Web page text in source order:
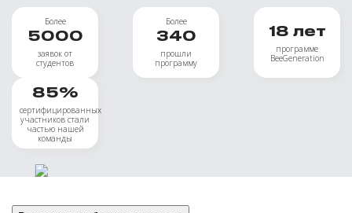
Более
5000
заявок от
студентов
Более
340
прошли
программу
18 лет
программе
BeeGeneration
85%
сертифицированных
участников стали
частью нашей
команды